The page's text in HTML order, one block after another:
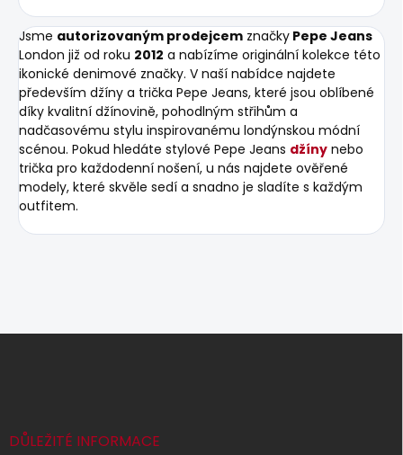
Jsme autorizovaným prodejcem značky Pepe Jeans
London již od roku 2012 a nabízíme originální kolekce této
ikonické denimové značky. V naší nabídce najdete
především džíny a trička Pepe Jeans, které jsou oblíbené
díky kvalitní džínovině, pohodlným střihům a
nadčasovému stylu inspirovanému londýnskou módní
scénou. Pokud hledáte stylové Pepe Jeans džíny nebo
trička pro každodenní nošení, u nás najdete ověřené
modely, které skvěle sedí a snadno je sladíte s každým
outfitem.
Z
DŮLEŽITÉ INFORMACE